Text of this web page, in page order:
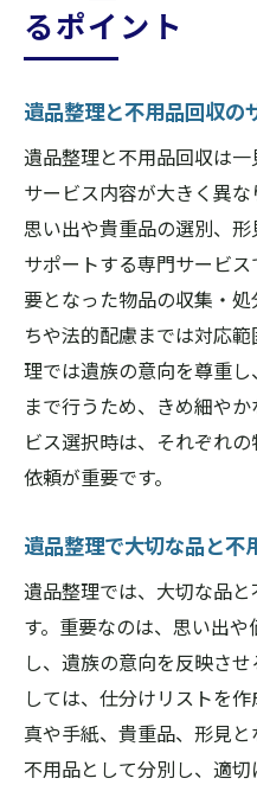
安心して任せられる
信頼できる遺品
遺品整理で後悔
橿原市で安心し
点
遺品整理を通じ
これから遺品整
ス
遺品整理の不安
るポイント
遺品整理と不用品回収の
遺品整理と不用品回収は
サービス内容が大きく異
思い出や貴重品の選別、
サポートする専門サービ
要となった物品の収集・
ちや法的配慮までは対応
理では遺族の意向を尊重
まで行うため、きめ細や
ビス選択時は、それぞれ
依頼が重要です。
遺品整理で大切な品と不
遺品整理では、大切な品
す。重要なのは、思い出
し、遺族の意向を反映さ
しては、仕分けリストを
真や手紙、貴重品、形見
不用品として分別し、適